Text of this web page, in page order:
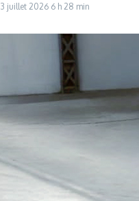
3 juillet 2026 6 h 28 min